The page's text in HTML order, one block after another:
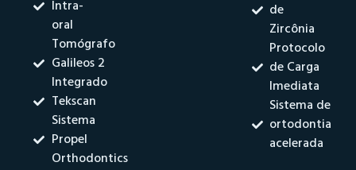
Intra-
oral
Tomógrafo
Galileos 2
Integrado
Tekscan
Sistema
Propel
Orthodontics
de
Zircônia
Protocolo
de Carga
Imediata
Sistema de
ortodontia
acelerada